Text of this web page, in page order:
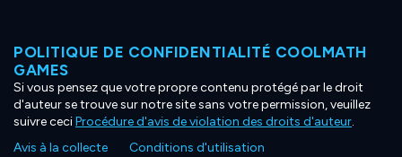
POLITIQUE DE CONFIDENTIALITÉ COOLMATH
GAMES
Si vous pensez que votre propre contenu protégé par le droit
d'auteur se trouve sur notre site sans votre permission, veuillez
suivre ceciProcédure d'avis de violation des droits d'auteur.
Avis à la collecte
Conditions d'utilisation